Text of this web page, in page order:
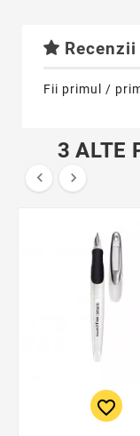
Recenzii
Fii primul /
3 ALTE
 
favorite_border